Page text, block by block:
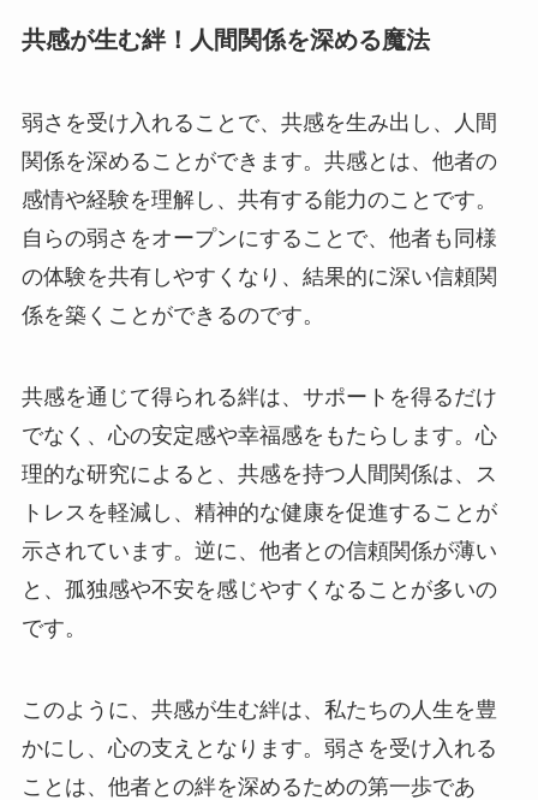
共感が生む絆！人間関係を深める魔法
弱さを受け入れることで、共感を生み出し、人間
関係を深めることができます。共感とは、他者の
感情や経験を理解し、共有する能力のことです。
自らの弱さをオープンにすることで、他者も同様
の体験を共有しやすくなり、結果的に深い信頼関
係を築くことができるのです。
共感を通じて得られる絆は、サポートを得るだけ
でなく、心の安定感や幸福感をもたらします。心
理的な研究によると、共感を持つ人間関係は、ス
トレスを軽減し、精神的な健康を促進することが
示されています。逆に、他者との信頼関係が薄い
と、孤独感や不安を感じやすくなることが多いの
です。
このように、共感が生む絆は、私たちの人生を豊
かにし、心の支えとなります。弱さを受け入れる
ことは、他者との絆を深めるための第一歩であ